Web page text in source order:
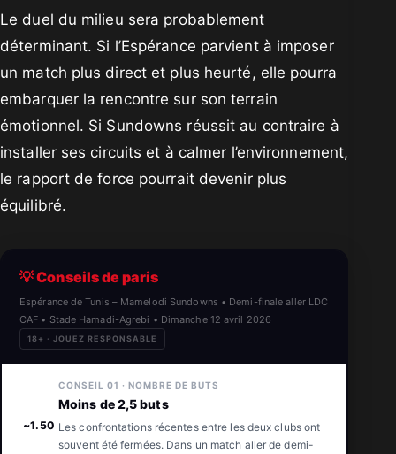
Le duel du milieu sera probablement
déterminant. Si l’Espérance parvient à imposer
un match plus direct et plus heurté, elle pourra
embarquer la rencontre sur son terrain
émotionnel. Si Sundowns réussit au contraire à
installer ses circuits et à calmer l’environnement,
le rapport de force pourrait devenir plus
équilibré.
💡 Conseils de paris
Espérance de Tunis – Mamelodi Sundowns • Demi-finale aller LDC
CAF • Stade Hamadi-Agrebi • Dimanche 12 avril 2026
18+ · JOUEZ RESPONSABLE
~1.50
CONSEIL 01 · NOMBRE DE BUTS
Moins de 2,5 buts
Les confrontations récentes entre les deux clubs ont
souvent été fermées. Dans un match aller de demi-